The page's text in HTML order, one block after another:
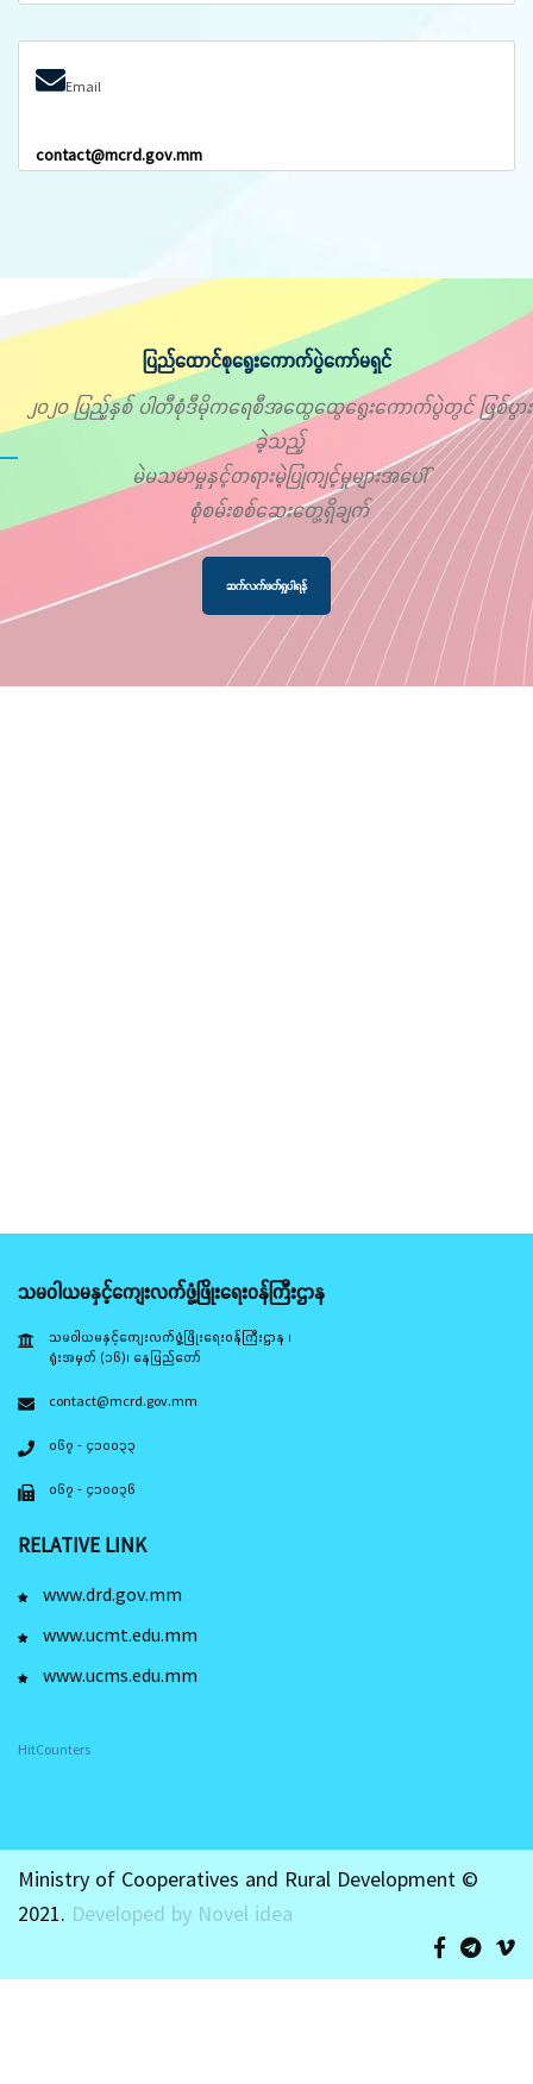
Email
contact@mcrd.gov.mm
ပြည်ထောင်စုရွေးကောက်ပွဲကော်မရှင်
၂၀၂၀ ပြည့်နှစ် ပါတီစုံဒီမိုကရေစီအထွေထွေရွေးကောက်ပွဲတွင် ဖြစ်ပွား
ခဲ့သည့်
မဲမသမာမှုနှင့်တရားမဲ့ပြုကျင့်မှုများအပေါ်
စုံစမ်းစစ်ဆေးတွေ့ရှိချက်
ဆက်လက်ဖတ်ရှုပါရန်
သမဝါယမနှင့်ကျေးလက်ဖွံ့ဖြိုးရေးဝန်ကြီးဌာန
သမဝါယမနှင့်ကျေးလက်ဖွံ့ဖြိုးရေးဝန်ကြီးဌာန ၊
ရုံးအမှတ် (၁၆)၊ နေပြည်တော်
contact@mcrd.gov.mm
၀၆၇ - ၄၁၀၀၃၃
၀၆၇ - ၄၁၀၀၃၆
RELATIVE LINK
www.drd.gov.mm
www.ucmt.edu.mm
www.ucms.edu.mm
HitCounters
Ministry of Cooperatives and Rural Development ©
2021. Developed by Novel idea